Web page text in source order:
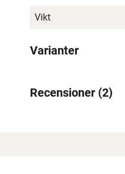
Vikt
Varianter
Recensioner 2